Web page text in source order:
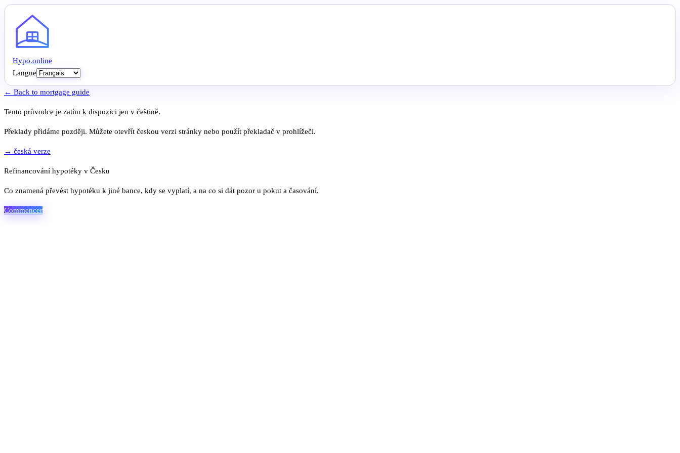
Hypo.online
Langue
← Back to mortgage guide
Tento průvodce je zatím k dispozici jen v češtině.
Překlady přidáme později. Můžete otevřít českou verzi stránky nebo použít překladač v prohlížeči.
→ česká verze
Refinancování hypotéky v Česku
Co znamená převést hypotéku k jiné bance, kdy se vyplatí, a na co si dát pozor u pokut a časování.
Commencer